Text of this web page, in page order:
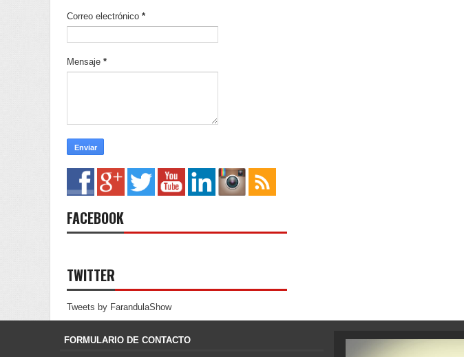
Correo electrónico *
Mensaje *
FACEBOOK
TWITTER
Tweets by FarandulaShow
FORMULARIO DE CONTACTO